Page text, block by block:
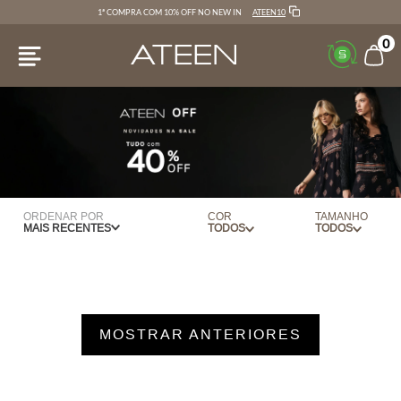
1ª COMPRA COM 10% OFF NO NEW IN ATEEN10
0
ORDENAR POR
MAIS RECENTES
COR TAMANHO
MOSTRAR ANTERIORES